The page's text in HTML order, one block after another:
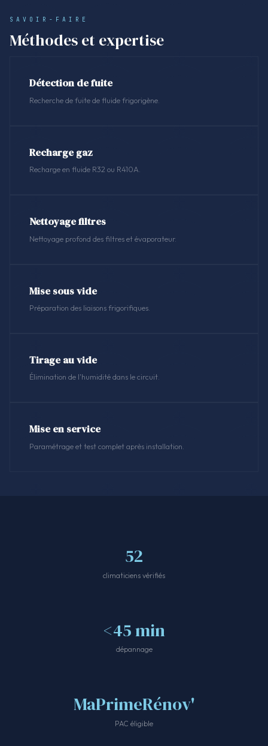
SAVOIR-FAIRE
Méthodes et expertise
Détection de fuite
Recherche de fuite de fluide frigorigène.
Recharge gaz
Recharge en fluide R32 ou R410A.
Nettoyage filtres
Nettoyage profond des filtres et évaporateur.
Mise sous vide
Préparation des liaisons frigorifiques.
Tirage au vide
Élimination de l'humidité dans le circuit.
Mise en service
Paramétrage et test complet après installation.
52
climaticiens vérifiés
<45 min
dépannage
MaPrimeRénov'
PAC éligible